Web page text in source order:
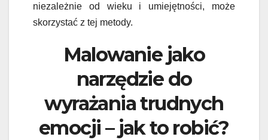
niezależnie od wieku i umiejętności, może
skorzystać z tej metody.
Malowanie jako
narzędzie do
wyrażania trudnych
emocji – jak to robić?